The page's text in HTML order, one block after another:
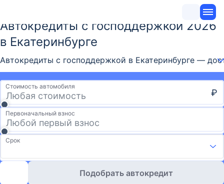
Автокредиты с господдержкой 2026
в Екатеринбурге
Автокредиты с господдержкой в Екатеринбурге —
Стоимость автомобиля
₽
Первоначальный взнос
Срок
Подобрать автокредит